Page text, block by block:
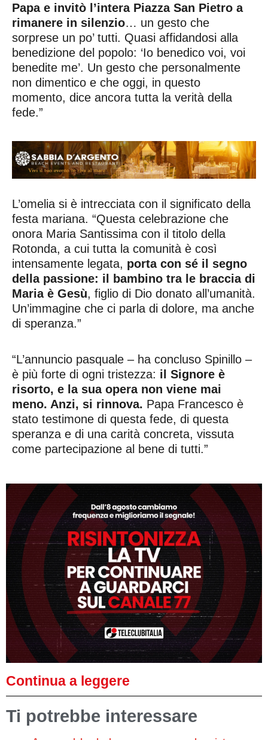
Papa e invitò l’intera Piazza San Pietro a
rimanere in silenzio… un gesto che
sorprese un po’ tutti. Quasi affidandosi alla
benedizione del popolo: ‘Io benedico voi, voi
benedite me’. Un gesto che personalmente
non dimentico e che oggi, in questo
momento, dice ancora tutta la verità della
fede.”
L’omelia si è intrecciata con il significato della
festa mariana. “Questa celebrazione che
onora Maria Santissima con il titolo della
Rotonda, a cui tutta la comunità è così
intensamente legata, porta con sé il segno
della passione: il bambino tra le braccia di
Maria è Gesù, figlio di Dio donato all’umanità.
Un’immagine che ci parla di dolore, ma anche
di speranza.”
“L’annuncio pasquale – ha concluso Spinillo –
è più forte di ogni tristezza: il Signore è
risorto, e la sua opera non viene mai
meno. Anzi, si rinnova. Papa Francesco è
stato testimone di questa fede, di questa
speranza e di una carità concreta, vissuta
come partecipazione al bene di tutti.”
Continua a leggere
Ti potrebbe interessare